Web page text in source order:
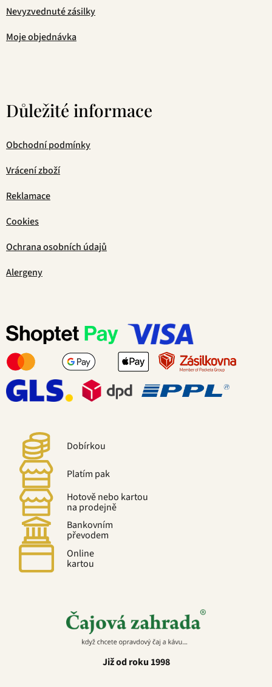
Nevyzvednuté zásilky
Moje objednávka
Důležité informace
Obchodní podmínky
Vrácení zboží
Reklamace
Cookies
Ochrana osobních údajů
Alergeny
Dobírkou
Platím pak
Hotově nebo kartou
na prodejně
Bankovním
převodem
Online
kartou
Již od roku 1998